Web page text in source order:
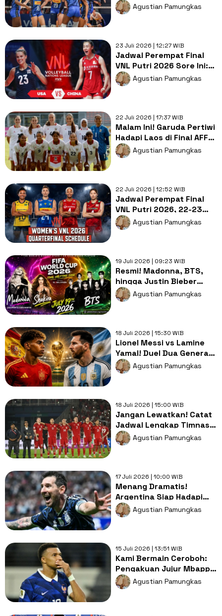
Tantang Brasil di
Semifinal VNL Putri 2026
Agustian Pamungkas
23 Juli 2026 | 12:27 WIB
Jadwal Perempat Final
VNL Putri 2026 Sore Ini:
Empat Tim Berebut
Semifinal
Agustian Pamungkas
22 Juli 2026 | 17:37 WIB
Malam Ini! Garuda Pertiwi
Hadapi Laos di Final AFF
Women's Cup 2026
Agustian Pamungkas
22 Juli 2026 | 12:52 WIB
Jadwal Perempat Final
VNL Putri 2026, 22-23
Juli: Brasil Hadapi Jepang
Agustian Pamungkas
19 Juli 2026 | 09:23 WIB
Resmi! Madonna, BTS,
hingga Justin Bieber
Bakal Guncang Panggung
Final Piala Dunia 2026
Agustian Pamungkas
18 Juli 2026 | 15:30 WIB
Lionel Messi vs Lamine
Yamal! Duel Dua Generasi
di Final Piala Dunia 2026
Agustian Pamungkas
18 Juli 2026 | 15:00 WIB
Jangan Lewatkan! Catat
Jadwal Lengkap Timnas
Indonesia di Piala AFF
2026
Agustian Pamungkas
17 Juli 2026 | 10:00 WIB
Menang Dramatis!
Argentina Siap Hadapi
Spanyol di Final Piala
Dunia 2026
Agustian Pamungkas
15 Juli 2026 | 13:51 WIB
Kami Bermain Ceroboh:
Pengakuan Jujur Mbappe
Usai Prancis
Dipermalukan Spanyol
Agustian Pamungkas